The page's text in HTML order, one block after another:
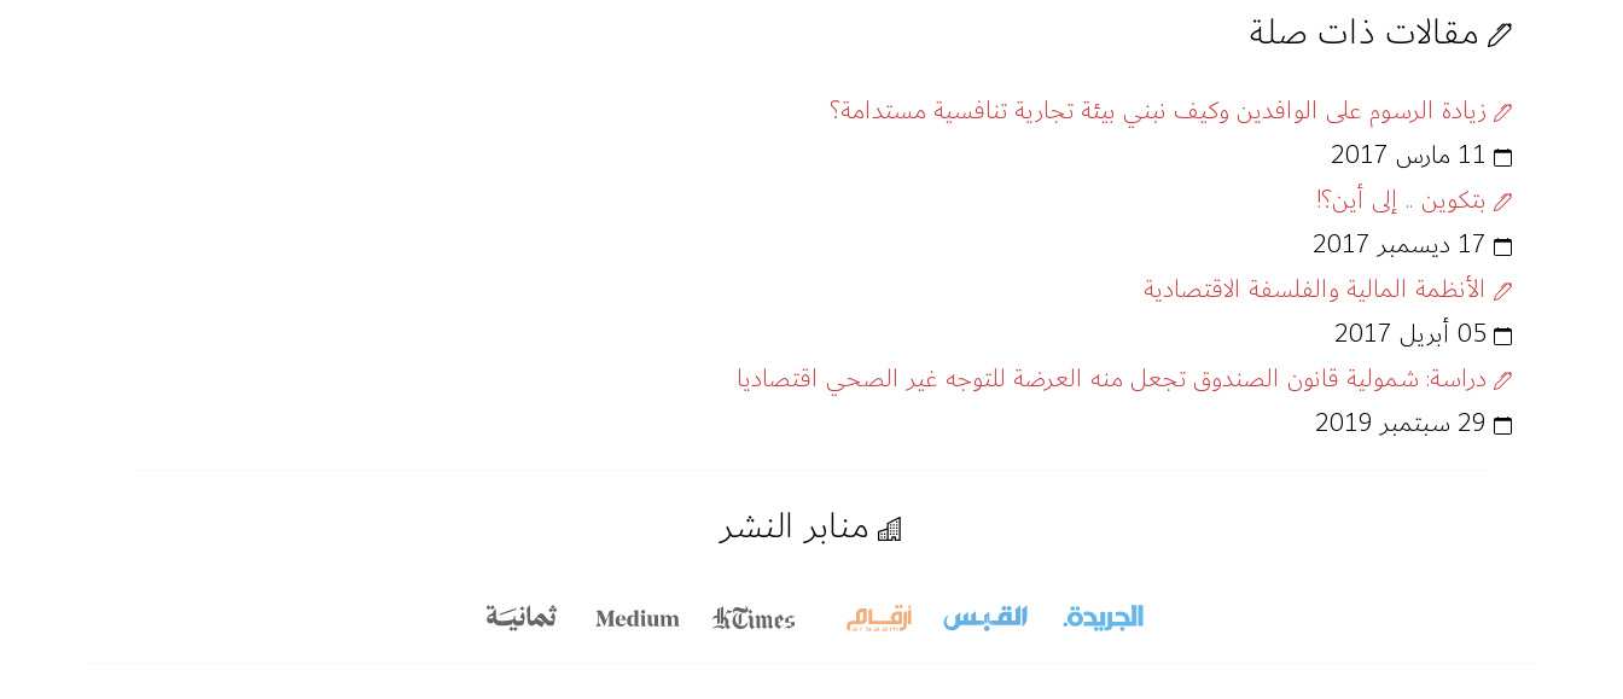
مقالات ذات صلة
زيادة الرسوم على الوافدين وكيف نبني بيئة تجارية تنافسية مستدامة؟
بتكوين .. إلى أين؟!
الأنظمة المالية والفلسفة الاقتصادية
دراسة: شمولية قانون الصندوق تجعل منه العرضة للتوجه غير الصحي اقتصاديا
منابر النشر